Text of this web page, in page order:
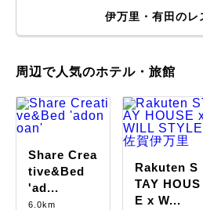
伊万里・有田のレ
周辺で人気のホテル・旅館
Share Crea
tive&Bed
'ad...
6.0km
Rakuten S
TAY HOUS
E x W...